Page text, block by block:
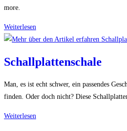
more.
Weiterlesen
Untersetzer
Schallplattenschale
Man, es ist echt schwer, ein passendes
finden. Oder doch nicht? Diese
Weiterlesen